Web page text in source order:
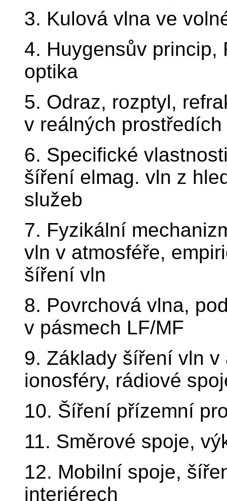
3. Kulová vlna ve
4. Huygensův princip,
optika
5. Odraz, rozptyl,
v reálných prostředích
6. Specifické
šíření elmag. vln z
služeb
7. Fyzikální
vln v atmosféře,
šíření vln
8. Povrchová vlna,
v pásmech LF/MF
9. Základy šíření vln
ionosféry, rádiové
10. Šíření přízemní
11. Směrové spoje,
12. Mobilní spoje,
interiérech